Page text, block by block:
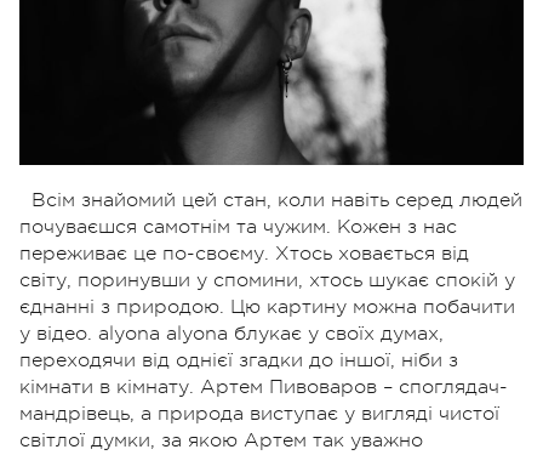
Всім знайомий цей стан, коли навіть серед людей
почуваєшся самотнім та чужим. Кожен з нас
переживає це по-своєму. Хтось ховається від
світу, поринувши у спомини, хтось шукає спокій у
єднанні з природою. Цю картину можна побачити
у відео. alyona alyona блукає у своїх думах,
переходячи від однієї згадки до іншої, ніби з
кімнати в кімнату. Артем Пивоваров – споглядач-
мандрівець, а природа виступає у вигляді чистої
світлої думки, за якою Артем так уважно